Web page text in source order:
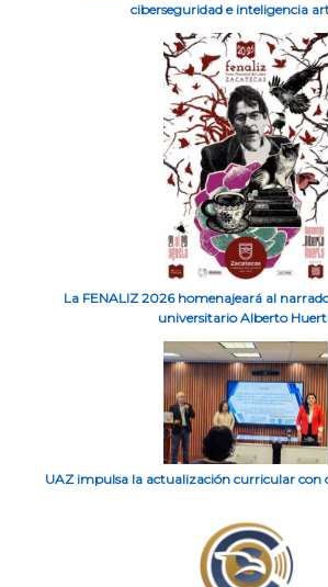
ciberseguridad e inteligencia
La FENALIZ 2026 homenajeará al
universitario Alberto
UAZ impulsa la actualización curricular con